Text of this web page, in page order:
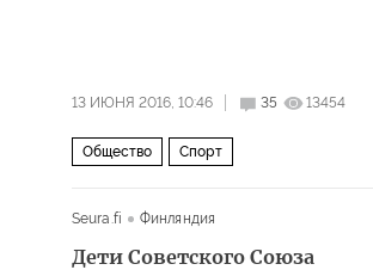
13 ИЮНЯ 2016, 10:46 35 13454
Общество Спорт
Seura.fi Финляндия
Дети Советского Союза